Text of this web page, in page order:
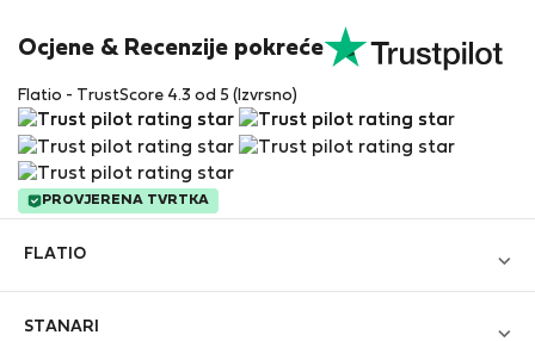
Ocjene & Recenzije pokreće
Flatio - TrustScore 4.3 od 5 (Izvrsno)
PROVJERENA TVRTKA
FLATIO
STANARI